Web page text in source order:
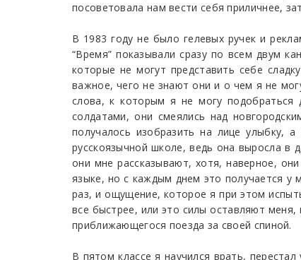
посоветовала нам вести себя приличнее,
В 1983 году не было гелевых ручек и
“Время” показывали сразу по всем двум
которые не могут представить себе
важное, чего не знают они и о чем я не
слова, к которым я не могу
солдатами, они смеялись над
получалось изобразить на лице улыбку,
русскоязычной школе, ведь она выросла в
они мне рассказывают, хотя, наверное,
языке, но с каждым днем это получается у
раз, и ощущение, которое я при этом
все быстрее, или это силы оставляют
приближающегося поезда за своей спиной.
В пятом классе я научился врать,